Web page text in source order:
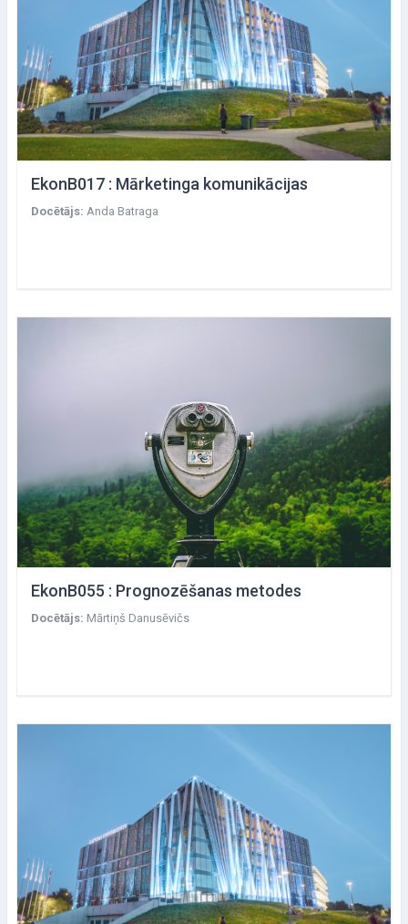
EkonB017 : Mārketinga komunikācijas
Docētājs: Anda Batraga
EkonB055 : Prognozēšanas metodes
Docētājs: Mārtiņš Danusēvičs